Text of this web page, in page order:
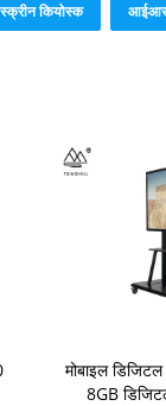
कियोस्क आईआर
मोबाइल डिजिटल
8GB डिजिटल